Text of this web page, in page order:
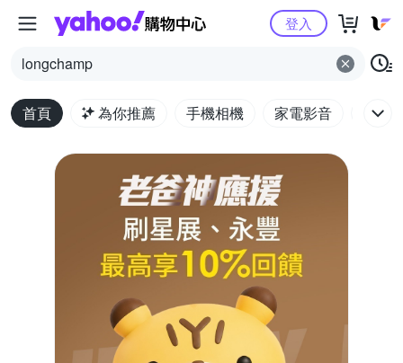
Yahoo購物中心
longchamp
登入
首頁 為你推薦 手機相機 家電影音 電腦